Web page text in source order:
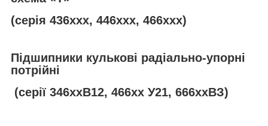
(серія 436ххх, 446ххх, 466ххх)
Підшипники кулькові радіально-упорні
потрійні
(серії 346ххВ12, 466хх У21, 666ххВЗ)